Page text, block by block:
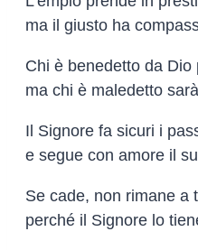
ma il giusto ha
Chi è benedetto da
ma chi è maledetto
Il Signore fa sicuri i
e segue con amore il
Se cade, non rimane a
perché il Signore lo